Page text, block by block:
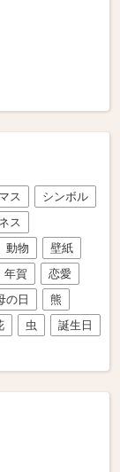
ス
シンボル
ス
動物
壁紙
年賀
恋愛
の日
熊
虫
誕生日